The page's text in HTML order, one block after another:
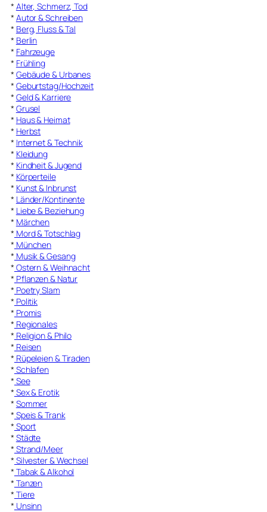
* Alter, Schmerz, Tod
* Autor & Schreiben
* Berg, Fluss & Tal
* Berlin
* Fahrzeuge
* Frühling
* Gebäude & Urbanes
* Geburtstag/Hochzeit
* Geld & Karriere
* Grusel
* Haus & Heimat
* Herbst
* Internet & Technik
* Kleidung
* Kindheit & Jugend
* Körperteile
* Kunst & Inbrunst
* Länder/Kontinente
* Liebe & Beziehung
* Märchen
* Mord & Totschlag
* München
* Musik & Gesang
* Ostern & Weihnacht
* Pflanzen & Natur
* Poetry Slam
* Politik
* Promis
* Regionales
* Religion & Philo
* Reisen
* Rüpeleien & Tiraden
* Schlafen
* See
* Sex & Erotik
* Sommer
* Speis & Trank
* Sport
* Städte
* Strand/Meer
* Silvester & Wechsel
* Tabak & Alkohol
* Tanzen
* Tiere
* Unsinn